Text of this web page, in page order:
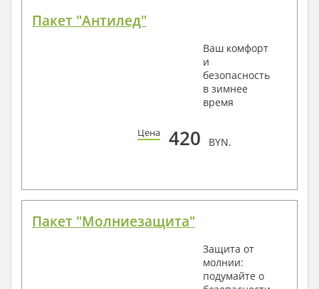
Пакет "Антилед"
Ваш комфорт
и
безопасность
в зимнее
время
Цена 420 BYN.
Пакет "Молниезащита"
Защита от
молнии:
подумайте о